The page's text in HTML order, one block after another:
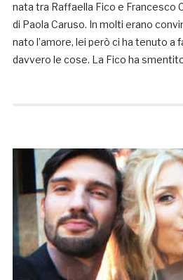
nata tra Raffaella Fico e Francesco
di Paola Caruso. In molti erano
nato l’amore, lei però ci ha tenuto a
davvero le cose. La Fico ha